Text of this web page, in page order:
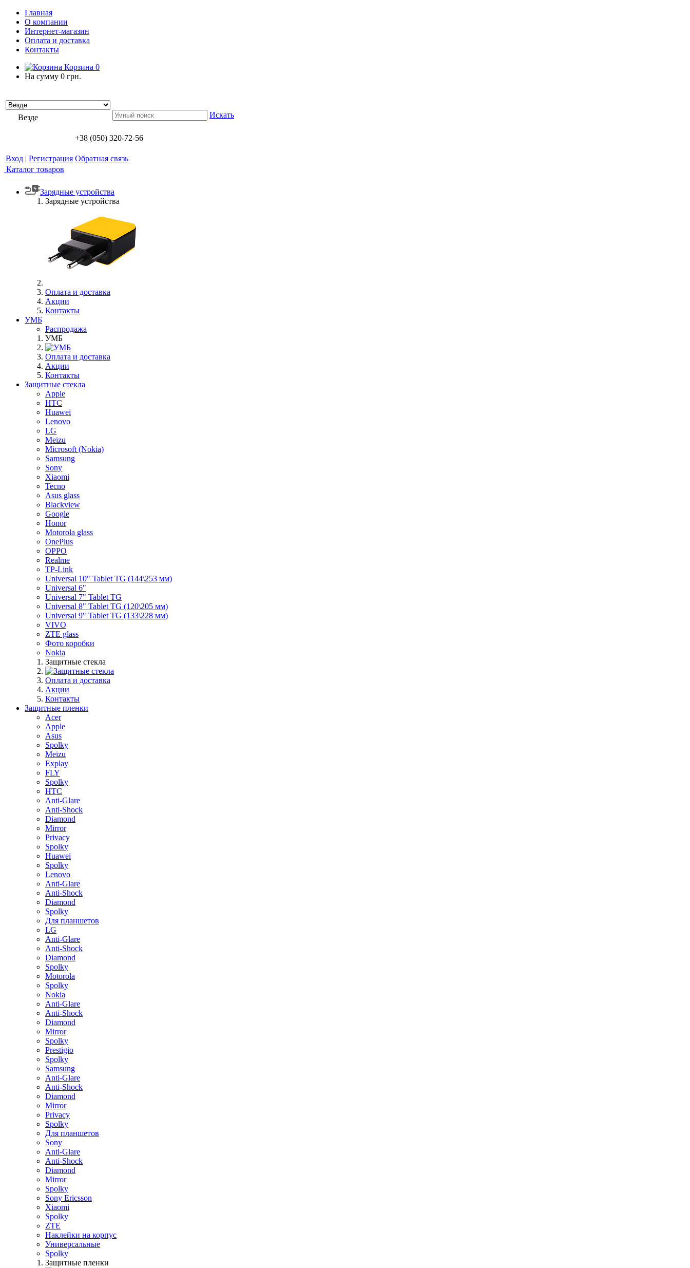
Главная
О компании
Интернет-магазин
Оплата и доставка
Контакты
Корзина 0
На сумму 0 грн.
Везде Искать
+38 (050) 320-72-56
Вход | Регистрация Обратная связь
Каталог товаров
Зарядные устройства
Зарядные устройства
Оплата и доставка
Акции
Контакты
УМБ
Распродажа
УМБ
Оплата и доставка
Акции
Контакты
Защитные стекла
Apple
HTC
Huawei
Lenovo
LG
Meizu
Microsoft (Nokia)
Samsung
Sony
Xiaomi
Tecno
Asus glass
Blackview
Google
Honor
Motorola glass
OnePlus
OPPO
Realme
TP-Link
Universal 10" Tablet TG (144\253 мм)
Universal 6"
Universal 7" Tablet TG
Universal 8" Tablet TG (120\205 мм)
Universal 9" Tablet TG (133\228 мм)
VIVO
ZTE glass
Фото коробки
Nokia
Защитные стекла
Оплата и доставка
Акции
Контакты
Защитные пленки
Acer
Apple
Asus
Spolky
Meizu
Explay
FLY
Spolky
HTC
Anti-Glare
Anti-Shock
Diamond
Mirror
Privacy
Spolky
Huawei
Spolky
Lenovo
Anti-Glare
Anti-Shock
Diamond
Spolky
Для планшетов
LG
Anti-Glare
Anti-Shock
Diamond
Spolky
Motorola
Spolky
Nokia
Anti-Glare
Anti-Shock
Diamond
Mirror
Spolky
Prestigio
Spolky
Samsung
Anti-Glare
Anti-Shock
Diamond
Mirror
Privacy
Spolky
Для планшетов
Sony
Anti-Glare
Anti-Shock
Diamond
Mirror
Spolky
Sony Ericsson
Xiaomi
Spolky
ZTE
Наклейки на корпус
Универсальные
Spolky
Защитные пленки